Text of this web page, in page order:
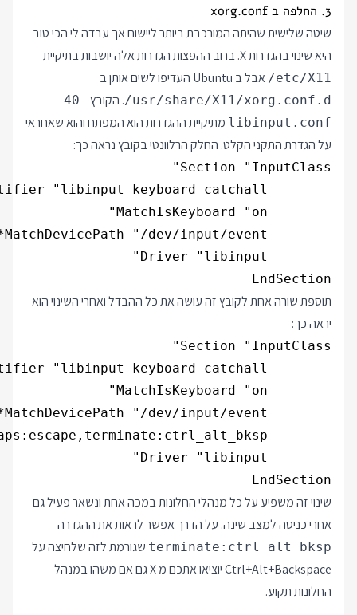
3. החלפה ב xorg.conf
שיטה שלישית שהיתה המורכבת ביותר ליישום אך עבדה לי הכי טוב
היא שינוי בהגדרות X. ברוב ההפצות הגדרות אלה יושבות בתיקיית
/etc/X11 אבל ב Ubuntu העדיפו לשים אותן ב
/usr/share/X11/xorg.conf.d. הקובץ 40-
libinput.conf מתיקיית ההגדרות הוא המפתח והוא שאחראי
על הגדרת התקני הקלט. החלק הרלוונטי בקובץ נראה כך:
EndSection
תוספת שורה אחת לקובץ זה עושה את כל ההבדל ואחרי השינוי הוא
יראה כך:
EndSection
שינוי זה משפיע על כל מנהלי החלונות במכה אחת ונשאר פעיל גם
אחרי כניסה למצב שינה. על הדרך אפשר לראות את ההגדרה
terminate:ctrl_alt_bksp שגורמת לזה שלחיצה על
Ctrl+Alt+Backspace יוציאו אתכם מ X גם אם משהו במנהל
החלונות תקוע.